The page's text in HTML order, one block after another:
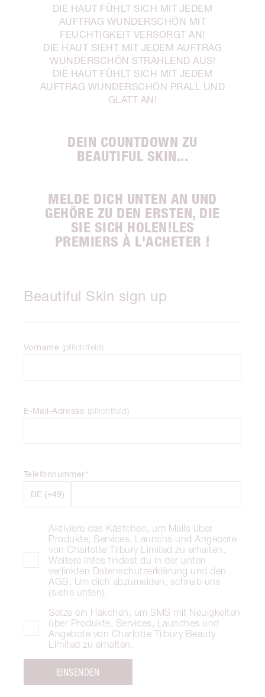
DIE HAUT FÜHLT SICH MIT JEDEM
AUFTRAG WUNDERSCHÖN MIT
FEUCHTIGKEIT VERSORGT AN!
DIE HAUT SIEHT MIT JEDEM AUFTRAG
WUNDERSCHÖN STRAHLEND AUS!
DIE HAUT FÜHLT SICH MIT JEDEM
AUFTRAG WUNDERSCHÖN PRALL UND
GLATT AN!
DEIN COUNTDOWN ZU
BEAUTIFUL SKIN...
MELDE DICH UNTEN AN UND
GEHÖRE ZU DEN ERSTEN, DIE
SIE SICH HOLEN!LES
PREMIERS À L'ACHETER !
Beautiful Skin sign up
Vorname (pflichtfeld)
E-Mail-Adresse (pflichtfeld)
Telefonnummer*
Aktiviere das Kästchen, um Mails über
Produkte, Services, Launchs und Angebote
von Charlotte Tilbury Limited zu erhalten.
Weitere Infos findest du in der unten
verlinkten Datenschutzerklärung und den
AGB. Um dich abzumelden, schreib uns
(siehe unten).
Setze ein Häkchen, um SMS mit Neuigkeiten
über Produkte, Services, Launches und
Angebote von Charlotte Tilbury Beauty
Limited zu erhalten.
EINSENDEN